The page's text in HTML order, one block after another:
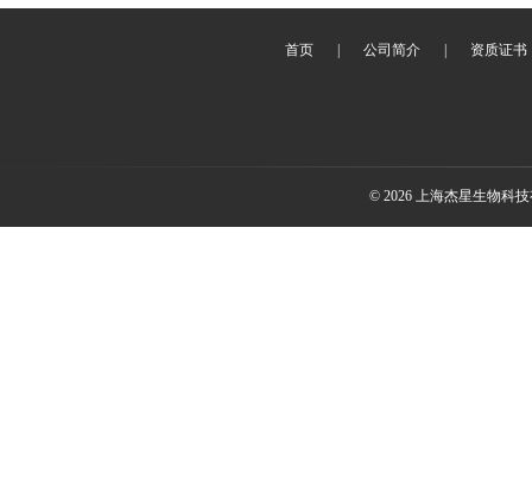
首页 公司简介 资质证书
© 2026 上海杰星生物科